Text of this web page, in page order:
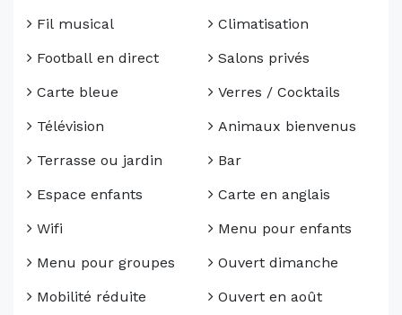
Fil musical
Football en direct
Carte bleue
Télévision
Terrasse ou jardin
Espace enfants
Wifi
Menu pour groupes
Mobilité réduite
Climatisation
Salons privés
Verres / Cocktails
Animaux bienvenus
Bar
Carte en anglais
Menu pour enfants
Ouvert dimanche
Ouvert en août